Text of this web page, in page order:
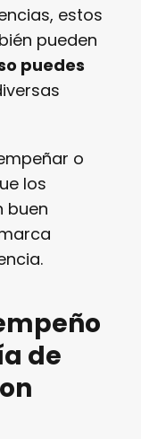
estos
pueden
puedes
o
los
buen
de